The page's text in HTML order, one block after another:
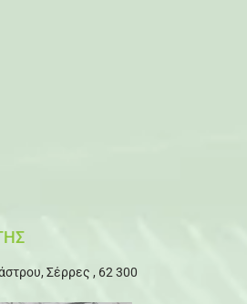
Σέρρες , 62 300